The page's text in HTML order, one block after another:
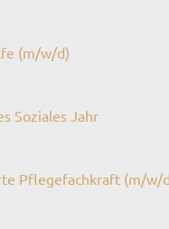
(m/w/d)
Soziales Jahr
Pflegefachkraft (m/w/